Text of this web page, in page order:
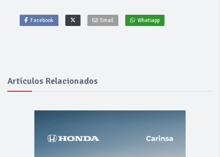
Facebook Email Whatsapp
Artículos Relacionados